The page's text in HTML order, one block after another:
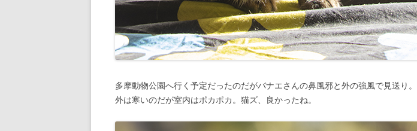
多摩動物公園へ行く予定だったのだがバナエさんの鼻風邪と外の強風で見送り。
外は寒いのだが室内はポカポカ。猫ズ、良かったね。